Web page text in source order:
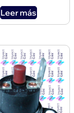
Leer más